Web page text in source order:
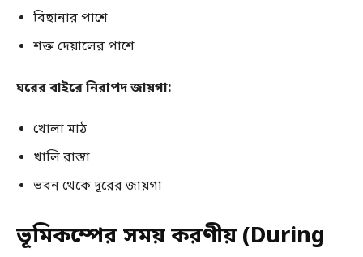
বিছানার পাশে
শক্ত দেয়ালের পাশে
ঘরের বাইরে নিরাপদ জায়গা:
খোলা মাঠ
খালি রাস্তা
ভবন থেকে দূরের জায়গা
ভূমিকম্পের সময় করণীয় (During